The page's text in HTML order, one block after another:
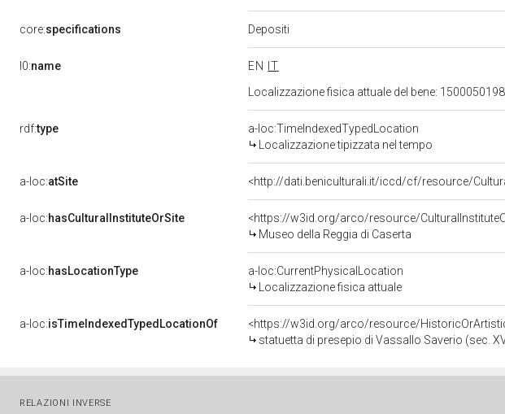
core:specifications Depositi
l0:name EN
IT
Localizzazione fisica attuale del bene: 1500050198
rdf:type
a-loc:TimeIndexedTypedLocation
Localizzazione tipizzata nel tempo
a-loc:atSite <http://dati.beniculturali.it/iccd/cf/resource/
a-loc:hasCulturalInstituteOrSite
<https://w3id.org/arco/resource/
Museo della Reggia di Caserta
a-loc:hasLocationType
a-loc:CurrentPhysicalLocation
Localizzazione fisica attuale
a-loc:isTimeIndexedTypedLocationOf
<https://w3id.org/arco/resource/
statuetta di presepio di Vassallo Saverio (sec.
RELAZIONI INVERSE